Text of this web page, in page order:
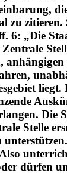
diese
zu zitieren.
„Die
liegt.
Die
Stelle